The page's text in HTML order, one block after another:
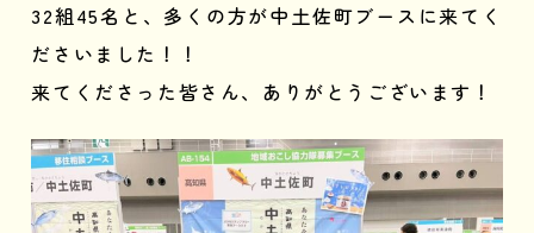
32組45名と、多くの方が中土佐町ブースに来てく
ださいました！！
来てくださった皆さん、ありがとうございます！